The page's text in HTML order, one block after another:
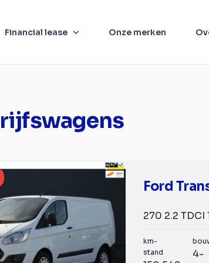
Financial lease Onze merken
Ford
km-
stand
4-